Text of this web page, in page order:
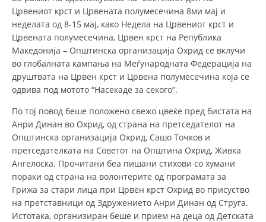
ЗАКОН ЗА ЦКРМ
СТАТУТ НА ЦКРМ
ОРГАНИЗАЦИЈА И РАЗВОЈ
РАКОВОДЕН ОДБОР
СТРУКТУРА И ОРГАНИЗАЦИОНА ПОСТАВЕНОСТ
ДИСЕМИНАЦИЈА
Црвениот крст и Црвената полумесечина 8ми мај и
неделата од 8-15 мај, како Недела на Црвениот крст и
Црвената полумесечина, Црвен крст на Република
Македонија – Општинска организација Охрид се вклучи
во глобалната кампања на Меѓународната Федерација на
друштвата на Црвен крст и Црвена полумесечина која се
одвива под мотото “Насекаде за секого”.
По тој повод беше положено свежо цвеќе пред бистата на
Анри Динан во Охрид, од страна на претседателот на
Општинска организација Охрид, Сашо Точков и
претседателката на Советот на Општина Охрид, Живка
Ангелоска. Прочитани беа пишани стихови со хумaни
пораки од страна на волонтерите од програмата за
Грижа за стари лица при Црвен крст Охрид во присуство
на претставници од Здружението Анри Динан од Струга.
Истотака, организиран беше и прием на деца од Детската